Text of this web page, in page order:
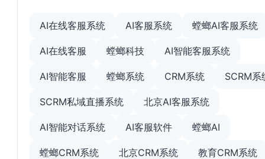
AI在线客服系统 AI客服系统 螳螂AI客服系统
AI在线客服 螳螂科技 AI智能客服系统
AI智能客服 螳螂系统 CRM系统 SCRM系
SCRM私域直播系统 北京AI客服系统
AI智能对话系统 AI客服软件 螳螂AI
螳螂CRM系统 北京CRM系统 教育CRM系统